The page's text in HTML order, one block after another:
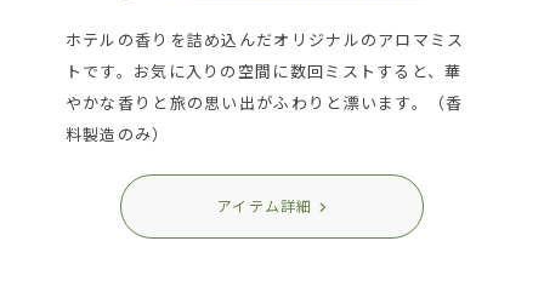
ホテルの香りを詰め込んだオリジナルのアロマミス
トです。お気に入りの空間に数回ミストすると、華
やかな香りと旅の思い出がふわりと漂います。（香
料製造のみ）
アイテム詳細